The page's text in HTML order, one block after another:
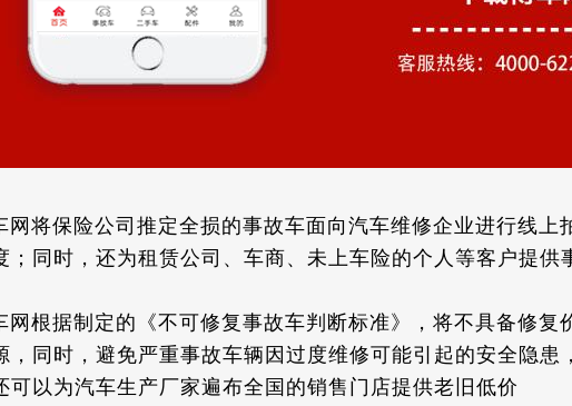
将保险公司推定全损的事故车面向汽车维修企业进行线上
；同时，还为租赁公司、车商、未上车险的个人等客户提
根据制定的《不可修复事故车判断标准》，将不具备修复
，同时，避免严重事故车辆因过度维修可能引起的安全隐
可以为汽车生产厂家遍布全国的销售门店提供老旧低价